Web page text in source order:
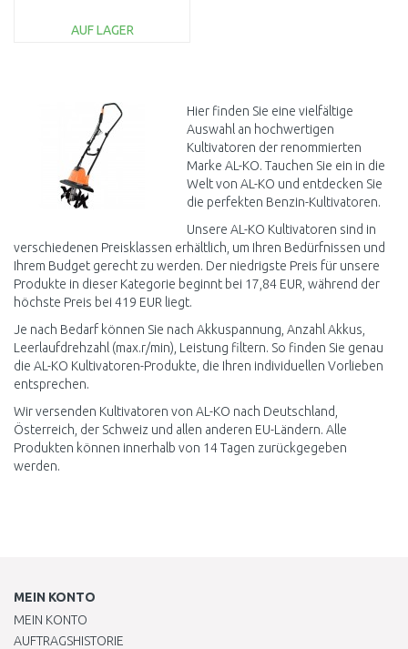
AUF LAGER
Vergleichen
Hier finden Sie eine vielfältige
Auswahl an hochwertigen
Kultivatoren der renommierten
Marke AL-KO. Tauchen Sie ein in die
Welt von AL-KO und entdecken Sie
die perfekten Benzin-Kultivatoren.
Unsere AL-KO Kultivatoren sind in
verschiedenen Preisklassen erhältlich, um Ihren Bedürfnissen und
Ihrem Budget gerecht zu werden. Der niedrigste Preis für unsere
Produkte in dieser Kategorie beginnt bei 17,84 EUR, während der
höchste Preis bei 419 EUR liegt.
Je nach Bedarf können Sie nach Akkuspannung, Anzahl Akkus,
Leerlaufdrehzahl (max.r/min), Leistung filtern. So finden Sie genau
die AL-KO Kultivatoren-Produkte, die Ihren individuellen Vorlieben
entsprechen.
Wir versenden Kultivatoren von AL-KO nach Deutschland,
Österreich, der Schweiz und allen anderen EU-Ländern. Alle
Produkten können innerhalb von 14 Tagen zurückgegeben
werden.
MEIN KONTO
MEIN KONTO
AUFTRAGSHISTORIE